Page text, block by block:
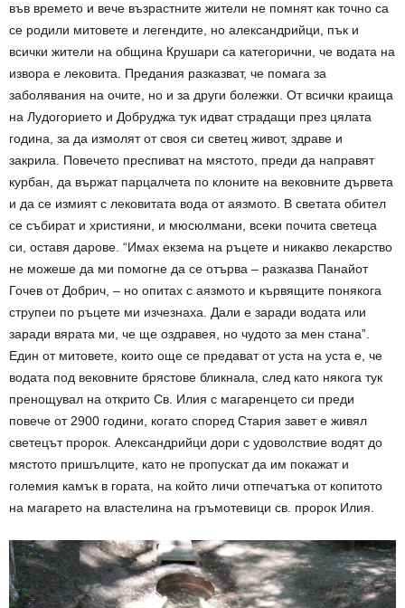
във времето и вече възрастните жители не помнят как точно са
се родили митовете и легендите, но александрийци, пък и
всички жители на община Крушари са категорични, че водата на
извора е лековита. Предания разказват, че помага за
заболявания на очите, но и за други болежки. От всички краища
на Лудогорието и Добруджа тук идват страдащи през цялата
година, за да измолят от своя си светец живот, здраве и
закрила. Повечето преспиват на мястото, преди да направят
курбан, да вържат парцалчета по клоните на вековните дървета
и да се измият с лековитата вода от аязмото. В светата обител
се събират и християни, и мюсюлмани, всеки почита светеца
си, оставя дарове. “Имах екзема на ръцете и никакво лекарство
не можеше да ми помогне да се отърва – разказва Панайот
Гочев от Добрич, – но опитах с аязмото и кървящите понякога
струпеи по ръцете ми изчезнаха. Дали е заради водата или
заради вярата ми, че ще оздравея, но чудото за мен стана”.
Един от митовете, които още се предават от уста на уста е, че
водата под вековните брястове бликнала, след като някога тук
пренощувал на открито Св. Илия с магаренцето си преди
повече от 2900 години, когато според Стария завет е живял
светецът пророк. Александрийци дори с удоволствие водят до
мястото пришълците, като не пропускат да им покажат и
големия камък в гората, на който личи отпечатъка от копитото
на магарето на властелина на гръмотевици св. пророк Илия.